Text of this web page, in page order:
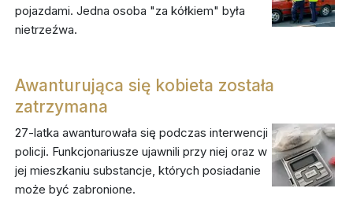
pojazdami. Jedna osoba "za kółkiem" była
nietrzeźwa.
Awanturująca się kobieta została
zatrzymana
27-latka awanturowała się podczas interwencji
policji. Funkcjonariusze ujawnili przy niej oraz w
jej mieszkaniu substancje, których posiadanie
może być zabronione.